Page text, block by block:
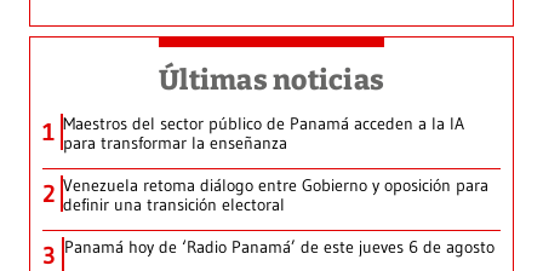
Últimas noticias
1 Maestros del sector público de Panamá acceden a la IA
para transformar la enseñanza
2 Venezuela retoma diálogo entre Gobierno y oposición para
definir una transición electoral
3 Panamá hoy de ‘Radio Panamá’ de este jueves 6 de agosto